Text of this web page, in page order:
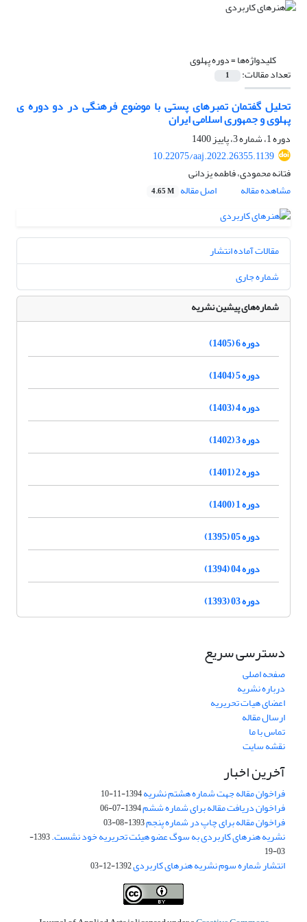
کلیدواژه‌ها =دوره پهلوی
تعداد مقالات: 1
تحلیل گفتمان تمبرهای پستی با موضوع فرهنگی در دو دوره ی
پهلوی و جمهوری اسلامی ایران
دوره 1، شماره 3، پاییز 1400
10.22075/aaj.2022.26355.1139
فتانه محمودی، فاطمه یزدانی
مشاهده مقاله
اصل مقاله 4.65 M
مقالات آماده انتشار
شماره جاری
شماره‌های پیشین نشریه
دوره 6 (1405)
دوره 5 (1404)
دوره 4 (1403)
دوره 3 (1402)
دوره 2 (1401)
دوره 1 (1400)
دوره 05 (1395)
دوره 04 (1394)
دوره 03 (1393)
دسترسی سریع
صفحه اصلی
درباره نشریه
اعضای هیات تحریریه
ارسال مقاله
تماس با ما
نقشه سایت
آخرین اخبار
فراخوان مقاله جهت شماره هشتم نشریه1394-11-10
فراخوان دریافت مقاله برای شماره ششم1394-07-06
فراخوان مقاله برای چاپ در شماره پنجم1393-08-03
نشریه هنرهای کاربردی به سوگ عضو هیئت تحریریه خود نشست.
1393-
03-19
انتشار شماره سوم نشریه هنرهای کاربردی1392-12-03